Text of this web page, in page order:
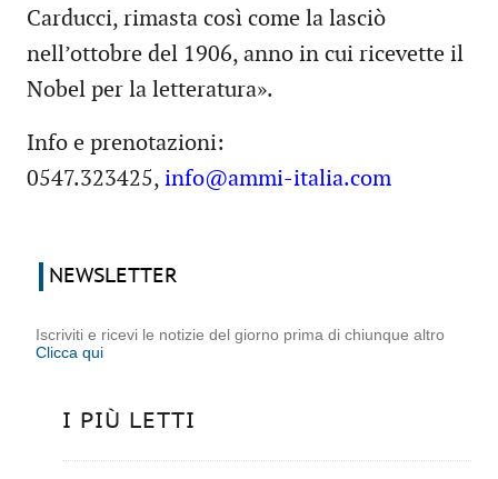
Carducci, rimasta così come la lasciò
nell’ottobre del 1906, anno in cui ricevette il
Nobel per la letteratura».
Info e prenotazioni:
0547.323425, info@ammi-italia.com
NEWSLETTER
Iscriviti e ricevi le notizie del giorno prima di chiunque altro
Clicca qui
I PIÙ LETTI